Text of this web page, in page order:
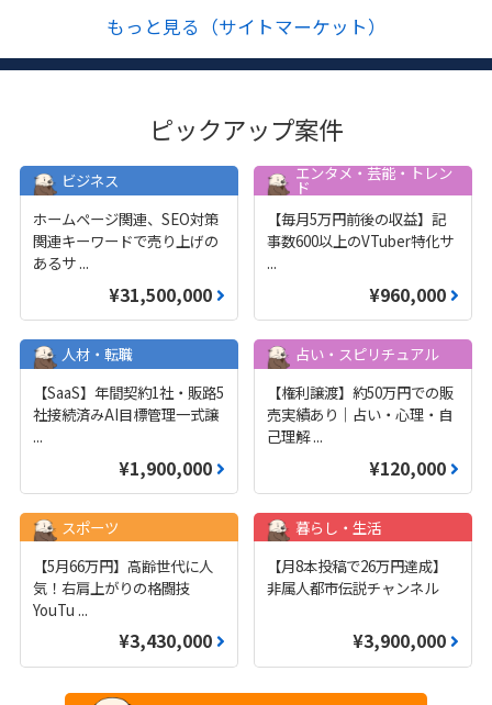
もっと見る（サイトマーケット）
ピックアップ案件
ビジネス
ホームページ関連、SEO対策
関連キーワードで売り上げの
あるサ ...
¥31,500,000
エンタメ・芸能・トレン
ド
【毎月5万円前後の収益】記
事数600以上のVTuber特化サ
...
¥960,000
人材・転職
【SaaS】年間契約1社・販路5
社接続済みAI目標管理一式譲
...
¥1,900,000
占い・スピリチュアル
【権利譲渡】約50万円での販
売実績あり｜占い・心理・自
己理解...
¥120,000
スポーツ
【5月66万円】高齢世代に人
気！右肩上がりの格闘技
YouTu ...
¥3,430,000
暮らし・生活
【月8本投稿で26万円達成】
非属人都市伝説チャンネル
¥3,900,000